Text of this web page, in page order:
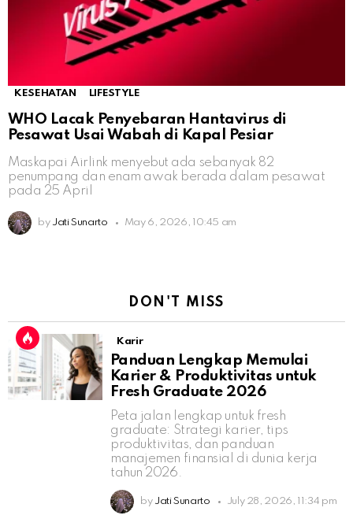
KESEHATAN LIFESTYLE
WHO Lacak Penyebaran Hantavirus di
Pesawat Usai Wabah di Kapal Pesiar
Maskapai Airlink menyebut ada sebanyak 82
penumpang dan enam awak berada dalam pesawat
pada 25 April
by Jati Sunarto May 6, 2026, 10:45 am
DON'T MISS
Karir
Panduan Lengkap Memulai
Karier & Produktivitas untuk
Fresh Graduate 2026
Peta jalan lengkap untuk fresh
graduate: Strategi karier, tips
produktivitas, dan panduan
manajemen finansial di dunia kerja
tahun 2026.
by Jati Sunarto July 28, 2026, 11:34 pm